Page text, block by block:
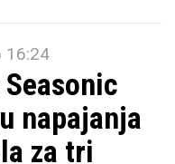
16:24
napajanja
za tri